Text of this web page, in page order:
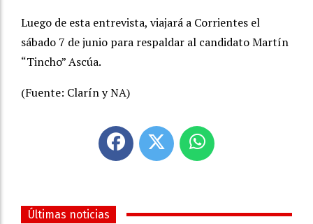
Luego de esta entrevista, viajará a Corrientes el
sábado 7 de junio para respaldar al candidato Martín
“Tincho” Ascúa.
(Fuente: Clarín y NA)
Últimas noticias